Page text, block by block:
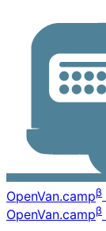
OpenVan.campβ
OpenVan.campβ